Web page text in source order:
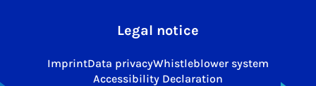
Legal notice
ImprintData privacyWhistleblower system
Accessibility Declaration